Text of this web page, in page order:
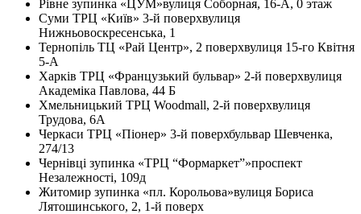
Рівне зупинка «ЦУМ»вулиця Соборная, 16-А, 0 этаж
Суми ТРЦ «Київ» 3-й поверхвулиця
Нижньовоскресенська, 1
Тернопіль ТЦ «Рай Центр», 2 поверхвулиця 15-го Квітня
5-А
Харків ТРЦ «Французький бульвар» 2-й поверхвулиця
Академіка Павлова, 44 Б
Хмельницький ТРЦ Woodmall, 2-й поверхвулиця
Трудова, 6А
Черкаси ТРЦ «Піонер» 3-й поверхбульвар Шевченка,
274/13
Чернівці зупинка «ТРЦ “Формаркет”»проспект
Незалежності, 109д
Житомир зупинка «пл. Корольова»вулиця Бориса
Лятошинського, 2, 1-й поверх